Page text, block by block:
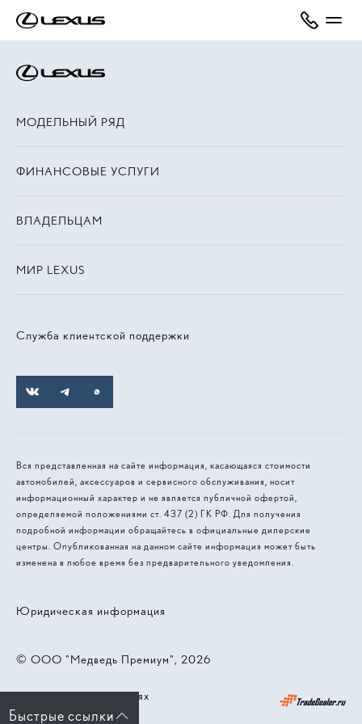
Служба клиентской поддержки
МОДЕЛЬНЫЙ РЯД
ФИНАНСОВЫЕ УСЛУГИ
ВЛАДЕЛЬЦАМ
МИР LEXUS
Вся представленная на сайте информация, касающаяся стоимости
автомобилей, аксессуаров и сервисного обслуживания, носит
информационный характер и не является публичной офертой,
определяемой положениями ст. 437 (2) ГК РФ. Для получения
подробной информации обращайтесь в официальные дилерские
центры. Опубликованная на данном сайте информация может быть
изменена в любое время без предварительного уведомления.
© 2026, ООО "Медведь Премиум"
Юридическая информация
Работает на технологиях